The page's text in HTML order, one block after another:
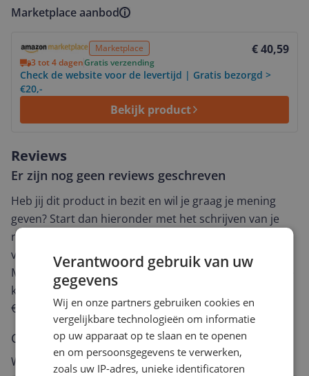
Marketplace aanbod
Marketplace € 40,59
3 tot 4 dagenGratis verzending
Check de website voor de levertijd | Gratis bezorgd >
€20,-
Bekijk product
Reviews
Er zijn nog geen reviews geschreven
Heb jij dit product in bezit en wil je graag je mening
geven? Start dan hieronder met het schrijven van je
review. Afhankelijk van de details duurt het schrijven
van een review gemiddeld tussen de 3 en 10 minuten.
Met jouw mening help je andere bezoekers een betere
keuze te maken én maak je iedere maand kans op
€250,-!
Klik hier voor de actievoorwaarden.
Cijfer
Welk cijfer geef jij dit product?
Verantwoord gebruik van uw
gegevens
Wij en onze partners gebruiken cookies en
vergelijkbare technologieën om informatie
op uw apparaat op te slaan en te openen
en om persoonsgegevens te verwerken,
zoals uw IP-adres, unieke identificatoren